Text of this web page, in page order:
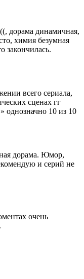
дорама динамичная,
химия безумная
закончилась.
всего сериала,
сценах гг
однозначно 10 из 10
дорама. Юмор,
и серий не
очень